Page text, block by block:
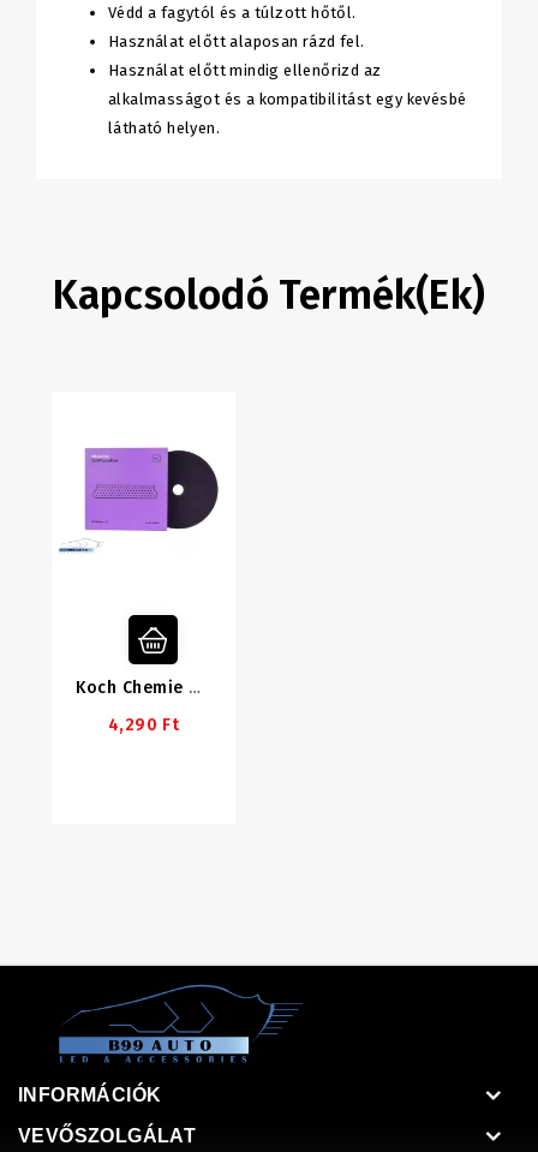
Védd a fagytól és a túlzott hőtől.
Használat előtt alaposan rázd fel.
Használat előtt mindig ellenőrizd az
alkalmasságot és a kompatibilitást egy kevésbé
látható helyen.
Kapcsolodó Termék(ek)
Koch Chemie Micro Cut Pad - Puha Pad 126x23mm
4,290 Ft
INFORMÁCIÓK
VEVŐSZOLGÁLAT